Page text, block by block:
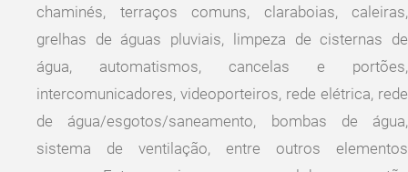
chaminés, terraços comuns, claraboias, caleiras,
grelhas de águas pluviais, limpeza de cisternas de
água, automatismos, cancelas e portões,
intercomunicadores, videoporteiros, rede elétrica, rede
de água/esgotos/saneamento, bombas de água,
sistema de ventilação, entre outros elementos